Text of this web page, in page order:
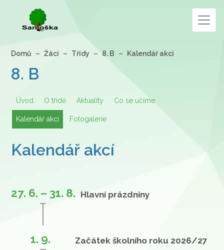
Domů Žáci Třídy 8. B Kalendář akcí
8. B
Úvod O třídě Aktuality Co se učíme
Kalendář akcí Fotogalerie
Kalendář akcí
27. 6. – 31. 8. Hlavní prázdniny
1. 9. Začátek školního roku 2026/27